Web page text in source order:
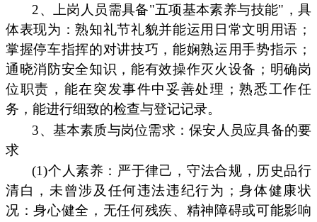
2、上岗人员需具备"五项基本素养与技能"，具
体表现为：熟知礼节礼貌并能运用日常文明用语；
掌握停车指挥的对讲技巧，能娴熟运用手势指示；
通晓消防安全知识，能有效操作灭火设备；明确岗
位职责，能在突发事件中妥善处理；熟悉工作任
务，能进行细致的检查与登记记录。
3、基本素质与岗位需求：保安人员应具备的要
求
(1)个人素养：严于律己，守法合规，历史品行
清白，未曾涉及任何违法违纪行为；身体健康状
况：身心健全，无任何残疾、精神障碍或可能影响